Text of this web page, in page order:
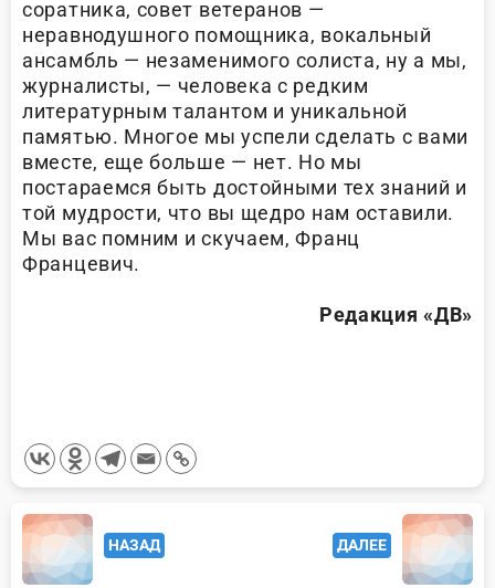
соратника, совет ветеранов —
неравнодушного помощника, вокальный
ансамбль — незаменимого солиста, ну а мы,
журналисты, — человека с редким
литературным талантом и уникальной
памятью. Многое мы успели сделать с вами
вместе, еще больше — нет. Но мы
постараемся быть достойными тех знаний и
той мудрости, что вы щедро нам оставили.
Мы вас помним и скучаем, Франц
Францевич.
Редакция «ДВ»
<span
class="nav-НАЗАД ДАЛЕЕ